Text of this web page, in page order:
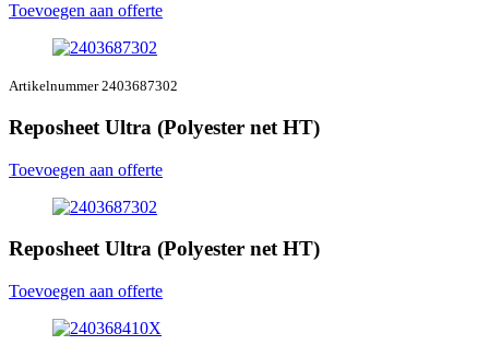
Toevoegen aan offerte
Artikelnummer 2403687302
Reposheet Ultra (Polyester net HT)
Toevoegen aan offerte
Reposheet Ultra (Polyester net HT)
Toevoegen aan offerte